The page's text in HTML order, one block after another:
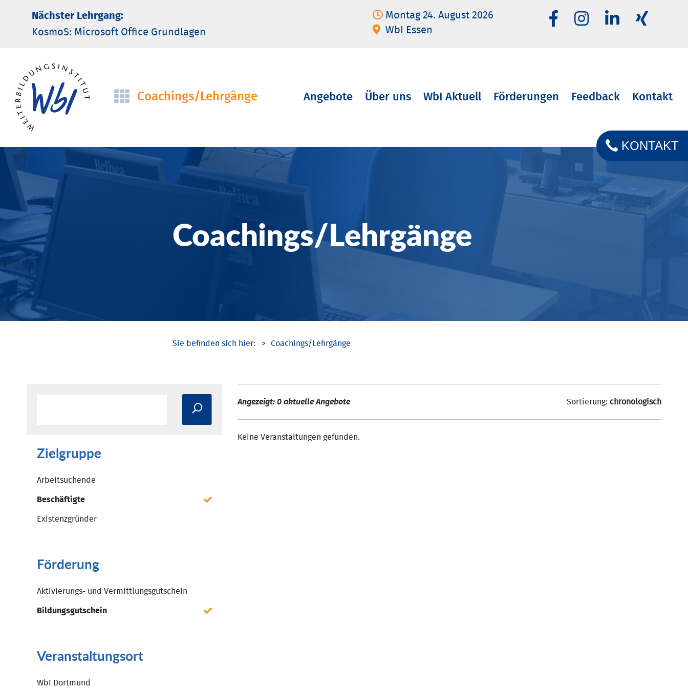
Nächster Lehrgang:
KosmoS: Microsoft Office Grund­lagen
Montag 24. August 2026
WbI Essen
Navigation
Coachings/­Lehrgänge
Navigation
Angebote Über uns WbI Aktuell Förderungen Feedback Kontakt
Coachings/­Lehrgänge
KONTAKT
Coachings/­Lehrgänge
Zielgruppe
Arbeitsuchende
Beschäftigte
Existenzgründer
Förderung
Aktivierungs- und Vermittlungsgutschein
Bildungsgutschein
Veranstaltungsort
WbI Dortmund
Angezeigt: 0 aktuelle Angebote Sortierung: chronologisch
Keine Veranstaltungen gefunden.